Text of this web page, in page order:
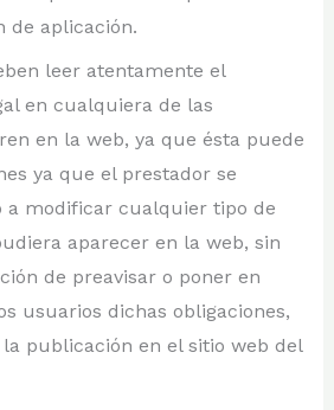
de aplicación.
leer atentamente el
en cualquiera de las
en la web, ya que ésta puede
ya que el prestador se
a modificar cualquier tipo de
aparecer en la web, sin
de preavisar o poner en
usuarios dichas obligaciones,
publicación en el sitio web del